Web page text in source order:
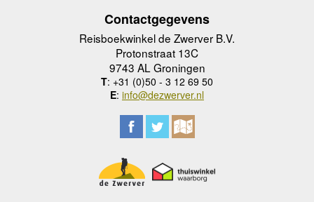
Contactgegevens
Reisboekwinkel de Zwerver B.V.
Protonstraat 13C
9743 AL Groningen
T: +31 (0)50 - 3 12 69 50
E: info@dezwerver.nl